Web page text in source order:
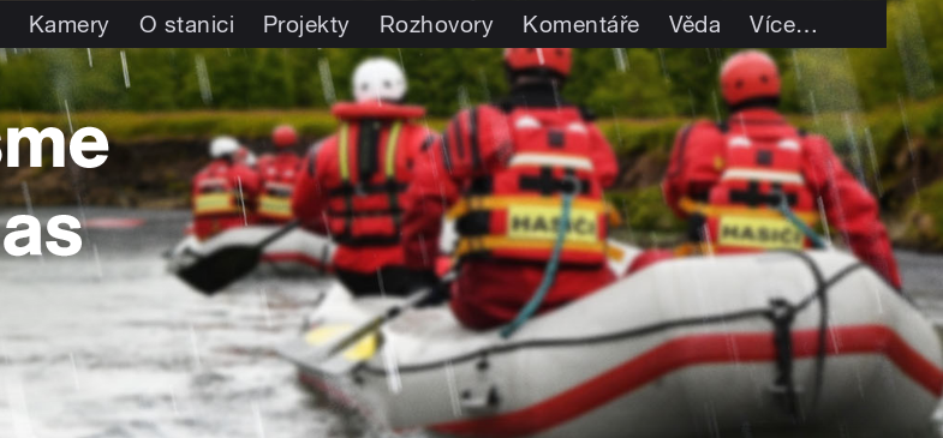
Kamery O stanici Projekty Rozhovory Komentáře Věda Více…